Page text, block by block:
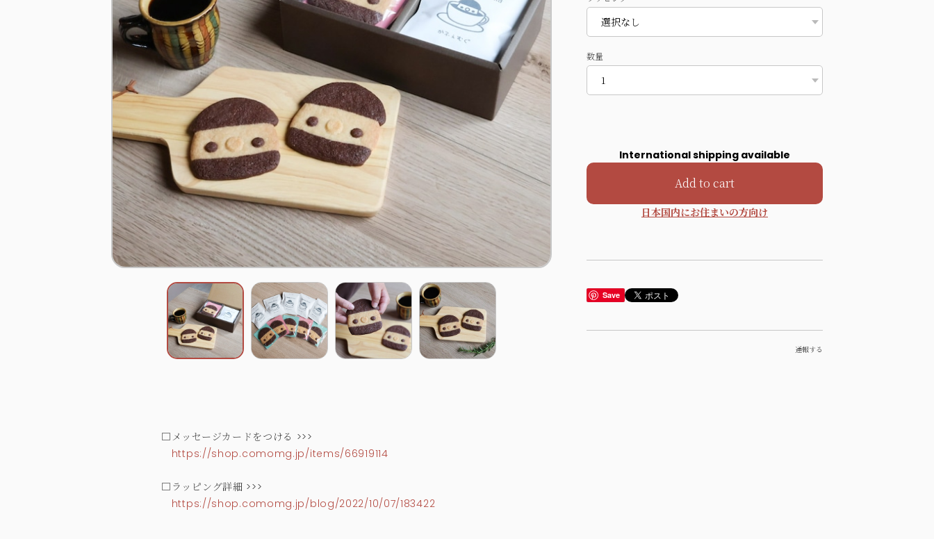
数量
International shipping available
Add to cart
日本国内にお住まいの方向け
Save
通報する
□メッセージカードをつける >>>
https://shop.comomg.jp/items/66919114
□ラッピング詳細 >>>
https://shop.comomg.jp/blog/2022/10/07/183422